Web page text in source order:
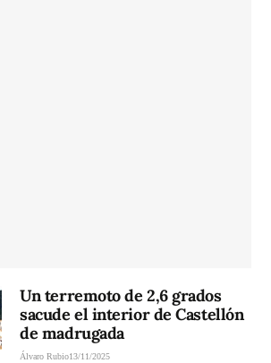
Un terremoto de 2,6 grados
sacude el interior de Castellón
de madrugada
Álvaro Rubio13/11/2025